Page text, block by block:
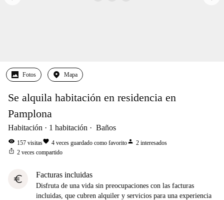
Fotos Mapa
Se alquila habitación en residencia en
Pamplona
Habitación 1 habitación Baños
visibility 157 visitasfavorite 4 veces guardado como favoritoperson 2 interesados
ios_share 2 veces compartido
euro Facturas incluidas
Disfruta de una vida sin preocupaciones con las facturas
incluidas, que cubren alquiler y servicios para una experiencia